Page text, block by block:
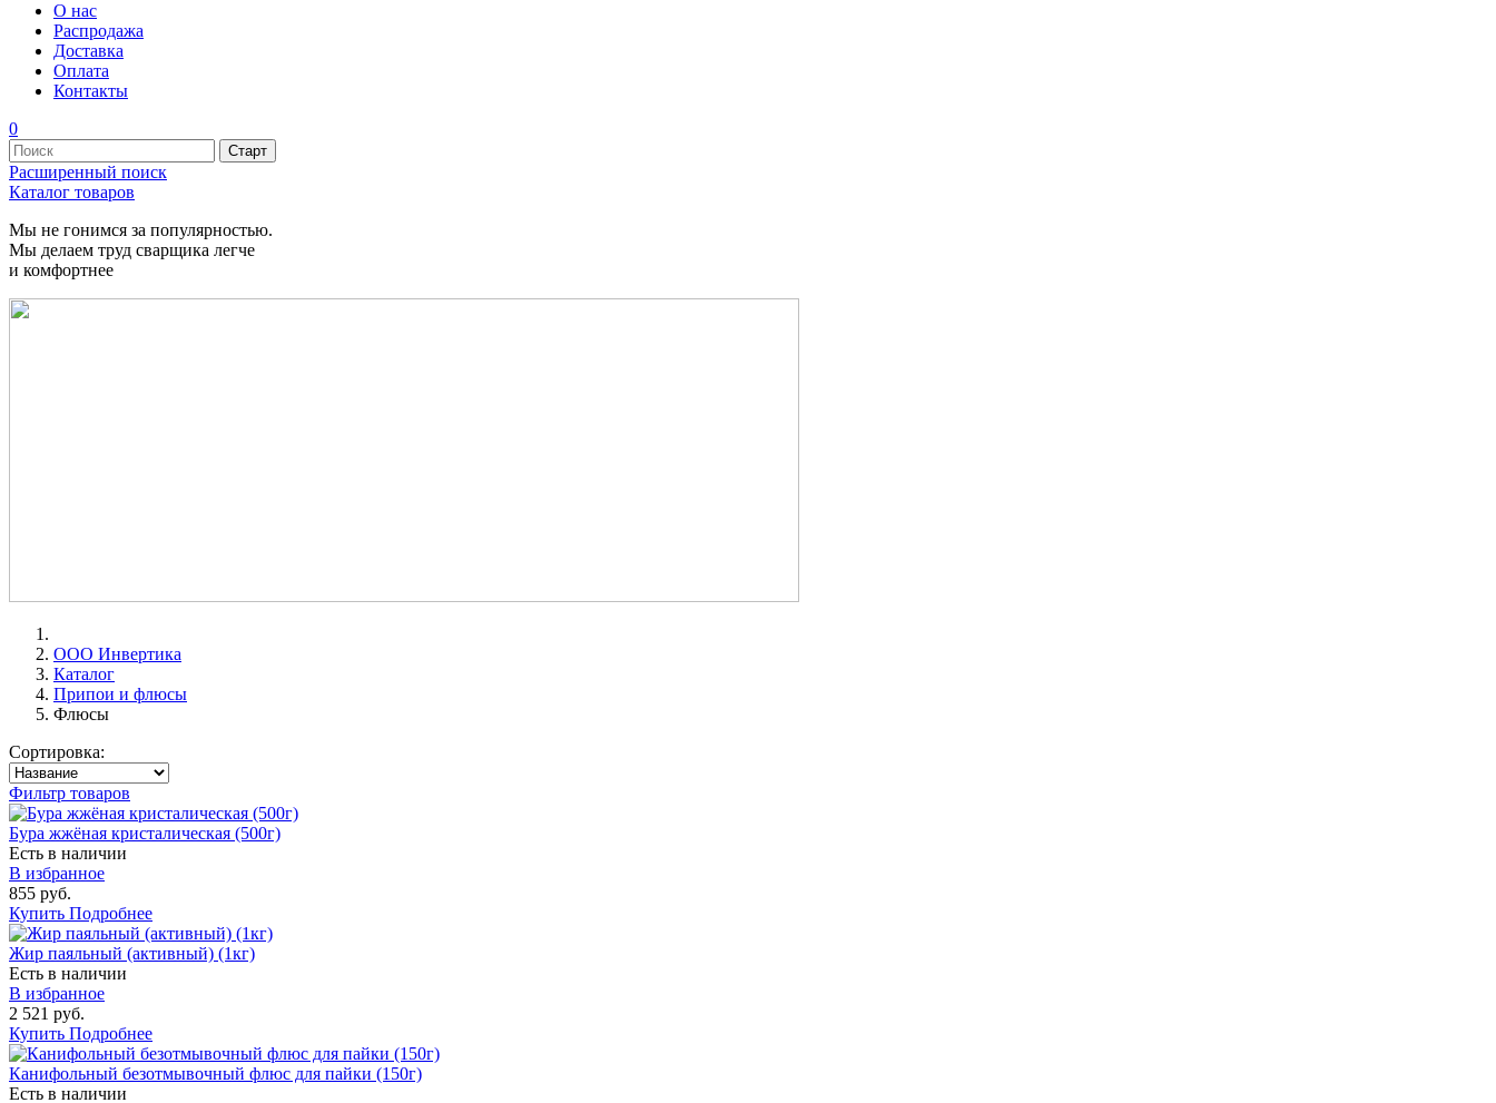
О нас
Распродажа
Доставка
Оплата
Контакты
0
Расширенный поиск
Каталог товаров
Мы не гонимся за популярностью.
Мы делаем труд сварщика легче
и комфортнее
ООО Инвертика
Каталог
Припои и флюсы
Флюсы
Сортировка:
Фильтр товаров
Бура жжёная кристалическая (500г)
Есть в наличии
В избранное
855 руб.
Купить Подробнее
Жир паяльный (активный) (1кг)
Есть в наличии
В избранное
2 521 руб.
Купить Подробнее
Канифольный безотмывочный флюс для пайки (150г)
Есть в наличии